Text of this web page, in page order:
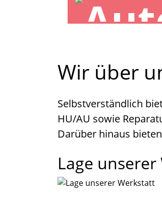
Wir über
Selbstverständlich
HU/AU sowie
Darüber hinaus
Lage